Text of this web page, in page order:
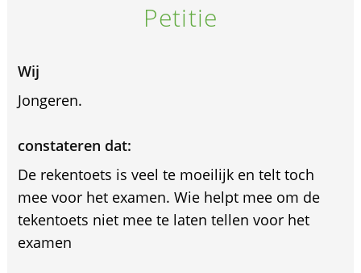
Petitie
Wij
Jongeren.
constateren dat:
De rekentoets is veel te moeilijk en telt toch
mee voor het examen. Wie helpt mee om de
tekentoets niet mee te laten tellen voor het
examen